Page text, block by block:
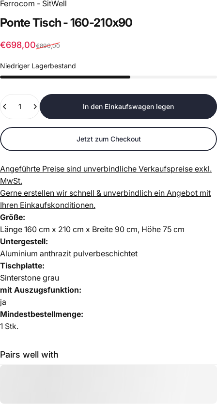
Ferrocom - SitWell
PonteTisch-160-210x90
Verkaufspreis
€698,00
Normaler Preis
€890,00
Niedriger Lagerbestand
Anzahl
In den Einkaufswagen legen
Jetzt zum Checkout
Angeführte Preise sind unverbindliche Verkaufspreise exkl.
MwSt.
Gerne erstellen wir schnell & unverbindlich ein Angebot mit
Ihren Einkaufskonditionen.
Größe:
Länge 160 cm x 210 cm x Breite 90 cm, Höhe 75 cm
Untergestell:
Aluminium anthrazit pulverbeschichtet
Tischplatte:
Sinterstone grau
mit Auszugsfunktion:
ja
Mindestbestellmenge:
1 Stk.
Pairs well with